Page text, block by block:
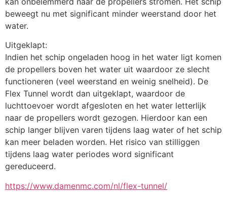
beweegt nu met significant minder weerstand door het
water.
Uitgeklapt:
Indien het schip ongeladen hoog in het water ligt komen
de propellers boven het water uit waardoor ze slecht
functioneren (veel weerstand en weinig snelheid). De
Flex Tunnel wordt dan uitgeklapt, waardoor de
luchttoevoer wordt afgesloten en het water letterlijk
naar de propellers wordt gezogen. Hierdoor kan een
schip langer blijven varen tijdens laag water of het schip
kan meer beladen worden. Het risico van stilliggen
tijdens laag water periodes word significant
gereduceerd.
https://www.damenmc.com/nl/flex-tunnel/